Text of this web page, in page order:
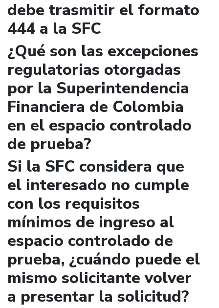
debe trasmitir el formato
444 a la SFC
¿Qué son las excepciones
regulatorias otorgadas
por la Superintendencia
Financiera de Colombia
en el espacio controlado
de prueba?
Si la SFC considera que
el interesado no cumple
con los requisitos
mínimos de ingreso al
espacio controlado de
prueba, ¿cuándo puede el
mismo solicitante volver
a presentar la solicitud?